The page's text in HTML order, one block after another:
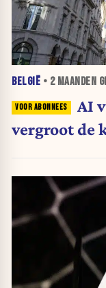
BELGIË • 2 MAANDEN
AI
vergroot de